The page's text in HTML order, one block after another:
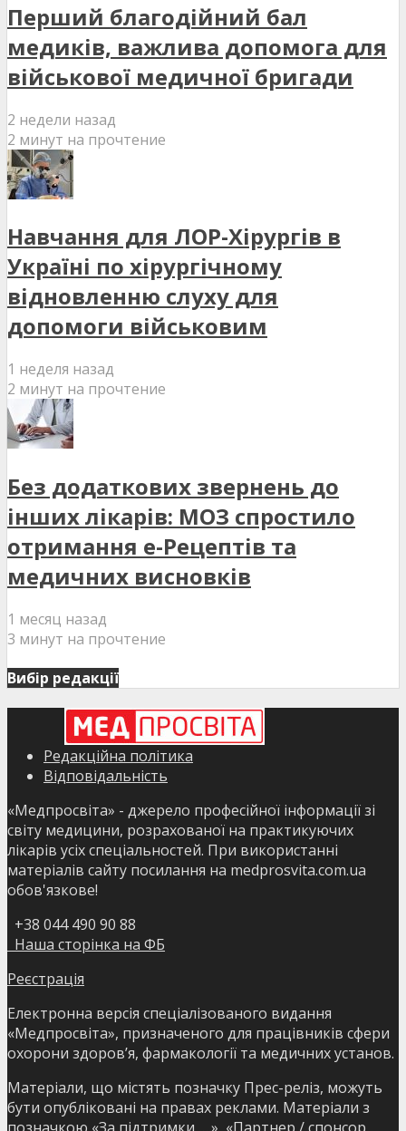
Перший благодійний бал
медиків, важлива допомога для
військової медичної бригади
2 недели назад
2 минут на прочтение
Навчання для ЛОР-Хірургів в
Україні по хірургічному
відновленню слуху для
допомоги військовим
1 неделя назад
2 минут на прочтение
Без додаткових звернень до
інших лікарів: МОЗ спростило
отримання е-Рецептів та
медичних висновків
1 месяц назад
3 минут на прочтение
Вибір редакції
Редакційна політика
Відповідальність
«Медпросвіта» - джерело професійної інформації зі
світу медицини, розрахованої на практикуючих
лікарів усіх спеціальностей. При використанні
матеріалів сайту посилання на medprosvita.com.ua
обов'язкове!
+38 044 490 90 88
Наша сторінка на ФБ
Реєстрація
Електронна версія спеціалізованого видання
«Медпросвіта», призначеного для працівників сфери
охорони здоров’я, фармакології та медичних установ.
Матеріали, що містять позначку Прес-реліз, можуть
бути опубліковані на правах реклами. Матеріали з